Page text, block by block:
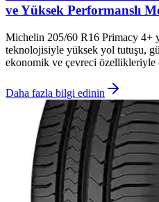
ve Yüksek Performanslı
Michelin 205/60 R16 Primacy 4+
teknolojisiyle yüksek yol tutuşu,
ekonomik ve çevreci özellikleriyle
Daha fazla bilgi edinin